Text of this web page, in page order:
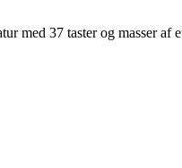
med 37 taster og masser af